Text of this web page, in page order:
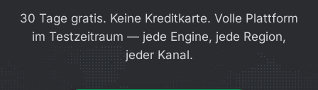
Search monitors, pages…
30 Tage gratis. Keine Kreditkarte. Volle Plattform
im Testzeitraum — jede Engine, jede Region,
jeder Kanal.